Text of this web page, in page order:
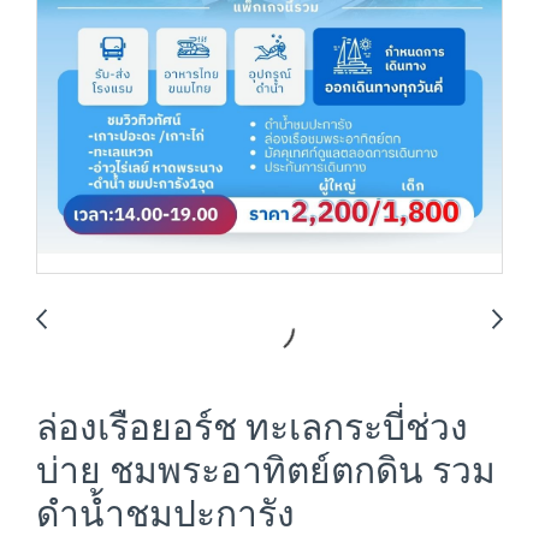
ล่องเรือยอร์ช ทะเลกระบี่ช่วง
บ่าย ชมพระอาทิตย์ตกดิน รวม
ดำน้ำชมปะการัง